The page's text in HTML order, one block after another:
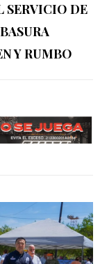
SERVICIO DE
Y RUMBO